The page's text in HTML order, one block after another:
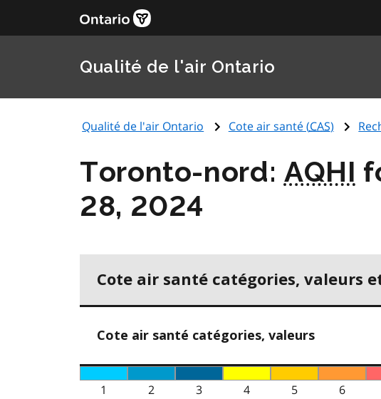
Qualité de l'air Ontario
Qualité de l'air Ontario Cote air santé (CAS)
Toronto-nord: AQHI
28, 2024
Cote air santé catégories, valeurs
Cote air santé catégories, valeurs
1 2 3 4 5 6